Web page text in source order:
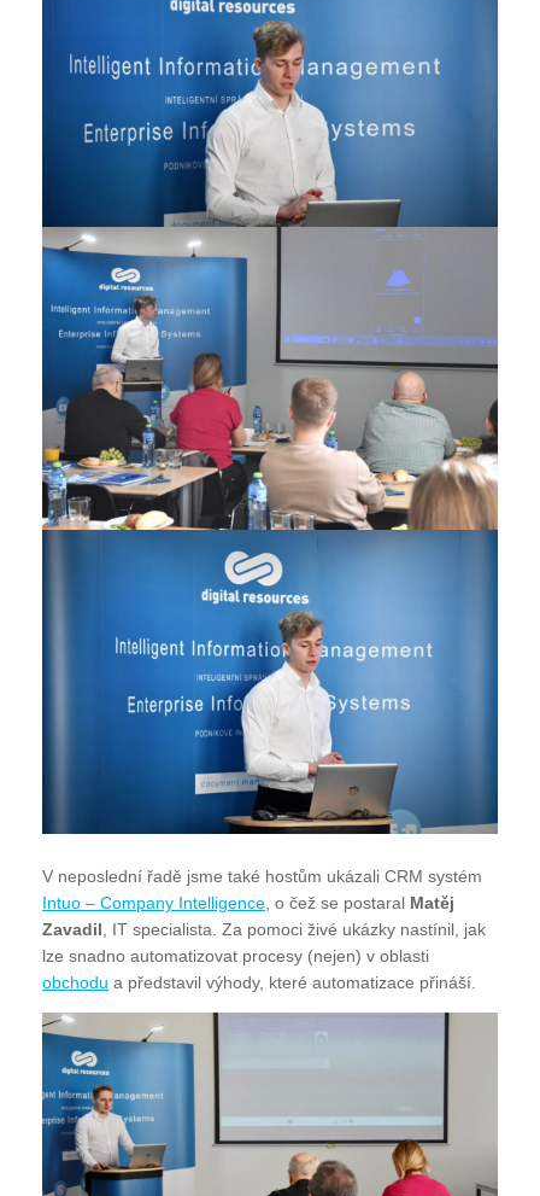
V neposlední řadě jsme také hostům ukázali CRM systém
Intuo – Company Intelligence , o čež se postaral Matěj
Zavadil , IT specialista. Za pomoci živé ukázky nastínil, jak
lze snadno automatizovat procesy (nejen) v oblasti
obchodu a představil výhody, které automatizace přináší.